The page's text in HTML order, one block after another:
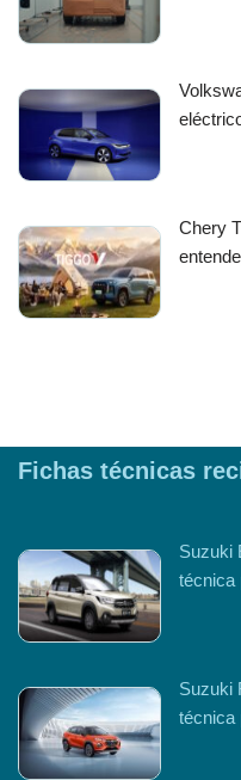
Chery
Fichas técnicas
Suzuki
técnica
Suzuki
técnica